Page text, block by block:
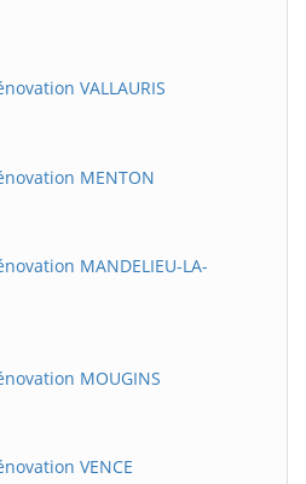
VALLAURIS
MENTON
MANDELIEU-LA-
MOUGINS
VENCE